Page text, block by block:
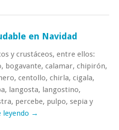
en Navidad
y crustáceos, entre ellos:
bogavante, calamar, chipirón,
centollo, chirla, cigala,
langosta, langostino,
percebe, pulpo, sepia y
leyendo →